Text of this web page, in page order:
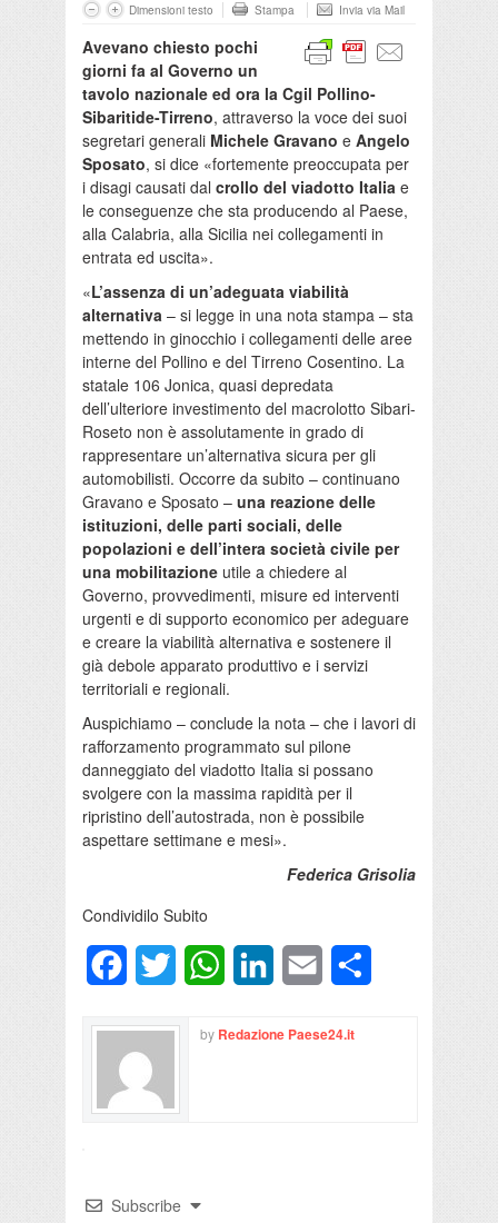
Dimensioni testo Stampa Invia via Mail
Avevano chiesto pochi
giorni fa al Governo un
tavolo nazionale ed ora la Cgil Pollino-
Sibaritide-Tirreno, attraverso la voce dei suoi
segretari generali Michele Gravano e Angelo
Sposato, si dice «fortemente preoccupata per
i disagi causati dal crollo del viadotto Italia e
le conseguenze che sta producendo al Paese,
alla Calabria, alla Sicilia nei collegamenti in
entrata ed uscita».
«L’assenza di un’adeguata viabilità
alternativa – si legge in una nota stampa – sta
mettendo in ginocchio i collegamenti delle aree
interne del Pollino e del Tirreno Cosentino. La
statale 106 Jonica, quasi depredata
dell’ulteriore investimento del macrolotto Sibari-
Roseto non è assolutamente in grado di
rappresentare un’alternativa sicura per gli
automobilisti. Occorre da subito – continuano
Gravano e Sposato – una reazione delle
istituzioni, delle parti sociali, delle
popolazioni e dell’intera società civile per
una mobilitazione utile a chiedere al
Governo, provvedimenti, misure ed interventi
urgenti e di supporto economico per adeguare
e creare la viabilità alternativa e sostenere il
già debole apparato produttivo e i servizi
territoriali e regionali.
Auspichiamo – conclude la nota – che i lavori di
rafforzamento programmato sul pilone
danneggiato del viadotto Italia si possano
svolgere con la massima rapidità per il
ripristino dell’autostrada, non è possibile
aspettare settimane e mesi».
Federica Grisolia
Condividilo Subito
FacebookTwitter WhatsAppLinkedInEmail
by Redazione Paese24.it
Subscribe